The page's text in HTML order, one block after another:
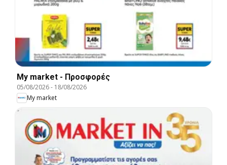
My market - Προσφορές
05/08/2026- 18/08/2026
My market